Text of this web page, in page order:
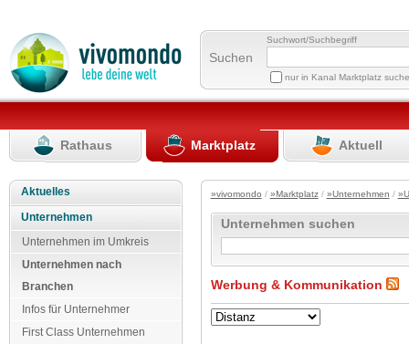
Suchen
Suchwort/Suchbegriff
nur in Kanal Marktplatz
Rathaus Marktplatz Aktuell
Aktuelles
Unternehmen
Unternehmen im Umkreis
Unternehmen nach
Branchen
Infos für Unternehmer
First Class Unternehmen
»vivomondo / »Marktplatz/ »Unternehmen /
Unternehmen suchen
Werbung & Kommunikation